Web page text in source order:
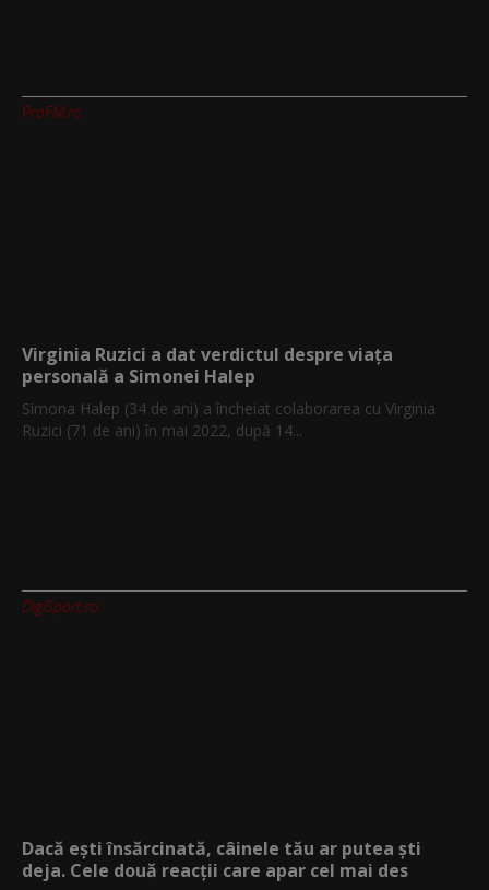
ProFM.ro
Virginia Ruzici a dat verdictul despre viața
personală a Simonei Halep
Simona Halep (34 de ani) a încheiat colaborarea cu Virginia
Ruzici (71 de ani) în mai 2022, după 14...
DigiSport.ro
Dacă ești însărcinată, câinele tău ar putea ști
deja. Cele două reacții care apar cel mai des